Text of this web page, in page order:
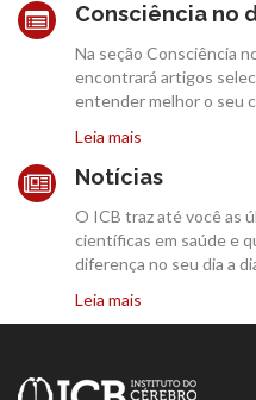
Consciência no
Na seção Consciência
encontrará artigos
entender melhor o seu
Leia mais
Notícias
O ICB traz até você as
científicas em saúde e
diferença no seu dia a
Leia mais